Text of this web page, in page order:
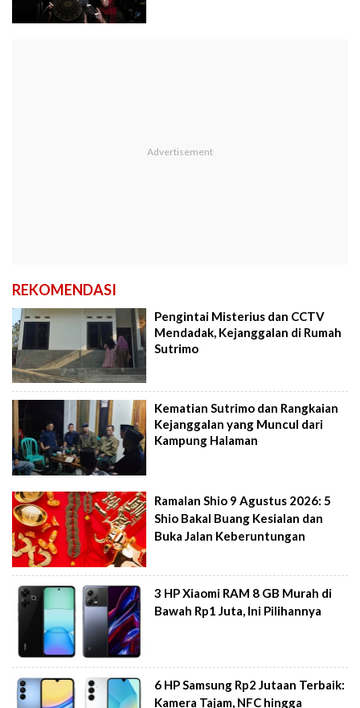
REKOMENDASI
Pengintai Misterius dan CCTV
Mendadak, Kejanggalan di Rumah
Sutrimo
Kematian Sutrimo dan Rangkaian
Kejanggalan yang Muncul dari
Kampung Halaman
Ramalan Shio 9 Agustus 2026: 5
Shio Bakal Buang Kesialan dan
Buka Jalan Keberuntungan
3 HP Xiaomi RAM 8 GB Murah di
Bawah Rp1 Juta, Ini Pilihannya
6 HP Samsung Rp2 Jutaan Terbaik:
Kamera Tajam, NFC hingga